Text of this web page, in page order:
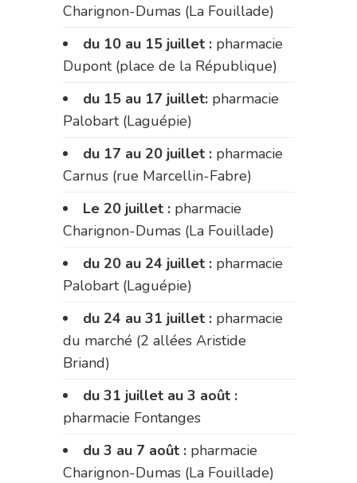
Charignon-Dumas (La Fouillade)
du 10 au 15 juillet : pharmacie
Dupont (place de la République)
du 15 au 17 juillet: pharmacie
Palobart (Laguépie)
du 17 au 20 juillet : pharmacie
Carnus (rue Marcellin-Fabre)
Le 20 juillet : pharmacie
Charignon-Dumas (La Fouillade)
du 20 au 24 juillet : pharmacie
Palobart (Laguépie)
du 24 au 31 juillet : pharmacie
du marché (2 allées Aristide
Briand)
du 31 juillet au 3 août :
pharmacie Fontanges
du 3 au 7 août : pharmacie
Charignon-Dumas (La Fouillade)